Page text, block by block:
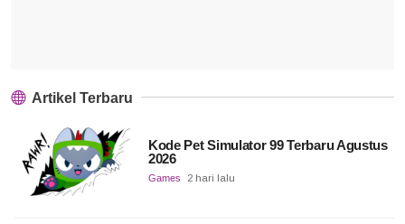
Artikel Terbaru
Kode Pet Simulator 99 Terbaru Agustus
2026
Games 2 hari lalu